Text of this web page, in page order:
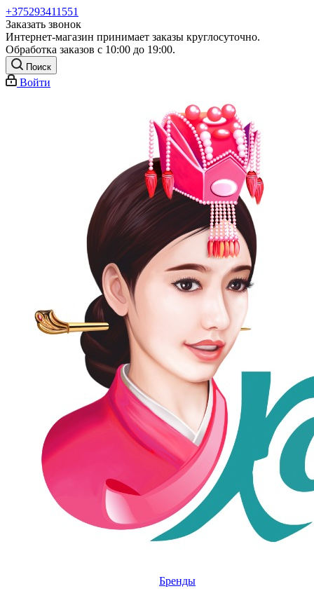
+375293411551
Заказать звонок
Интернет-магазин принимает заказы круглосуточно.
Обработка заказов с 10:00 до 19:00.
Поиск
Войти
Бренды